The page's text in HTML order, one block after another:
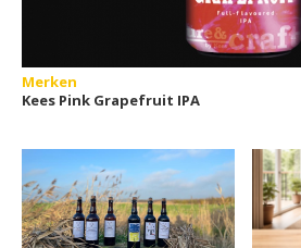
Merken
Kees Pink Grapefruit IPA